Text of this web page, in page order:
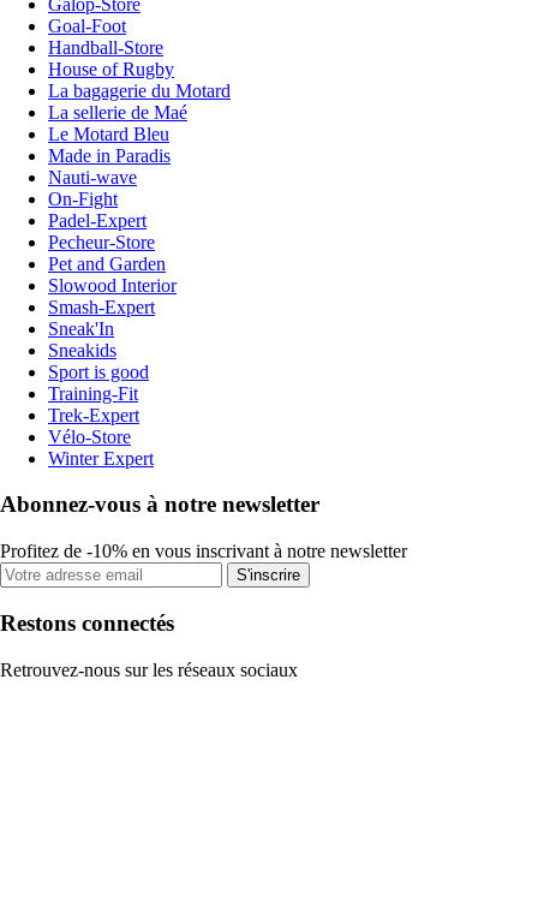
Goal-Foot
Handball-Store
House of Rugby
La bagagerie du Motard
La sellerie de Maé
Le Motard Bleu
Made in Paradis
Nauti-wave
On-Fight
Padel-Expert
Pecheur-Store
Pet and Garden
Slowood Interior
Smash-Expert
Sneak'In
Sneakids
Sport is good
Training-Fit
Trek-Expert
Vélo-Store
Winter Expert
Abonnez-vous à notre newsletter
Profitez de -10% en vous inscrivant à notre newsletter
S'inscrire
Restons connectés
Retrouvez-nous sur les réseaux sociaux